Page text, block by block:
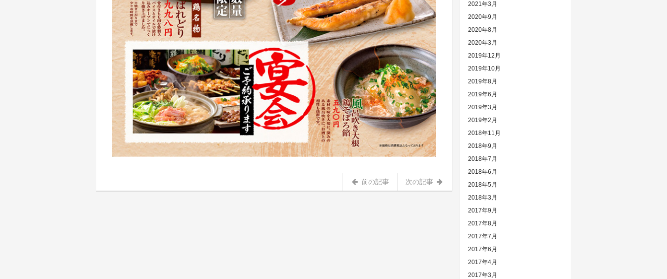
前の記事 次の記事
2021年3月
2020年9月
2020年8月
2020年3月
2019年12月
2019年10月
2019年8月
2019年6月
2019年3月
2019年2月
2018年11月
2018年9月
2018年7月
2018年6月
2018年5月
2018年3月
2017年9月
2017年8月
2017年7月
2017年6月
2017年4月
2017年3月